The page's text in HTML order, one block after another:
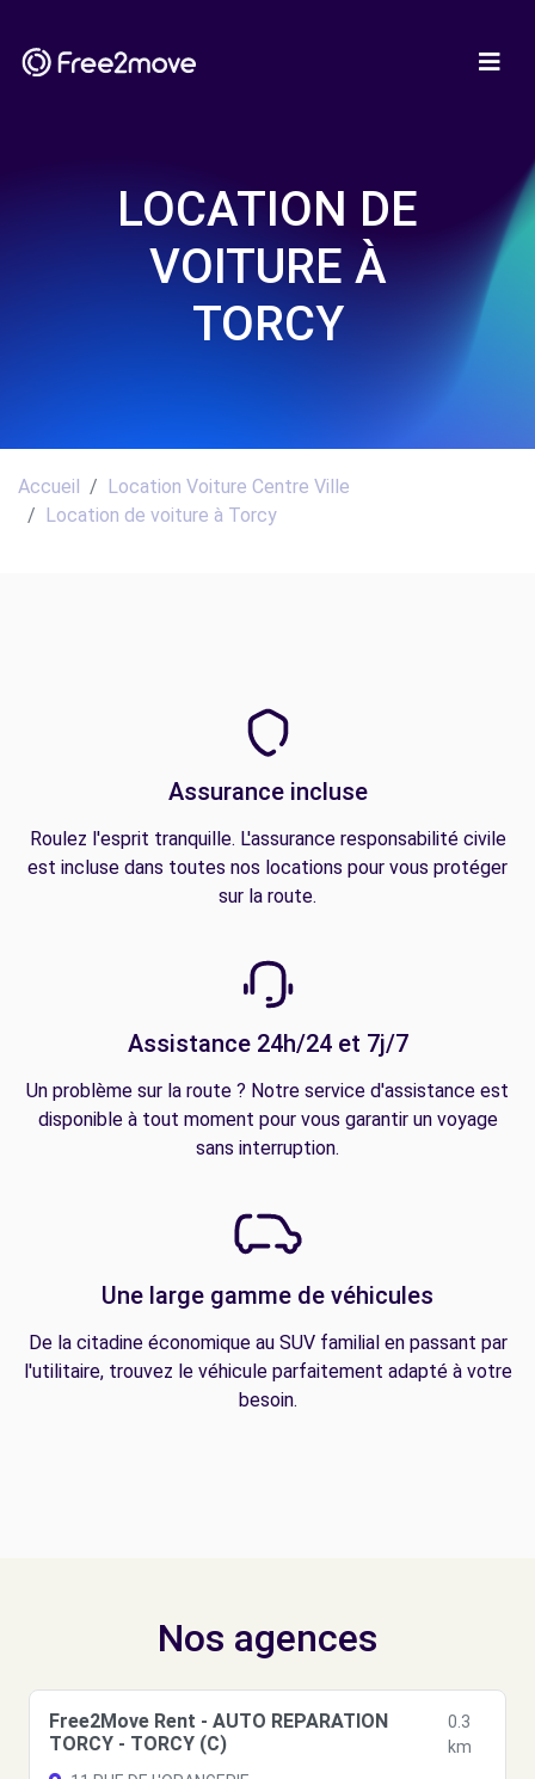
LOCATION DE
VOITURE À
TORCY
Accueil
Location Voiture Centre Ville
Location de voiture à Torcy
Assurance incluse
Roulez l'esprit tranquille. L'assurance responsabilité civile
est incluse dans toutes nos locations pour vous protéger
sur la route.
Assistance 24h/24 et 7j/7
Un problème sur la route ? Notre service d'assistance est
disponible à tout moment pour vous garantir un voyage
sans interruption.
Une large gamme de véhicules
De la citadine économique au SUV familial en passant par
l'utilitaire, trouvez le véhicule parfaitement adapté à votre
besoin.
Nos agences
Free2Move Rent - AUTO REPARATION
TORCY - TORCY (C)
0.3
km